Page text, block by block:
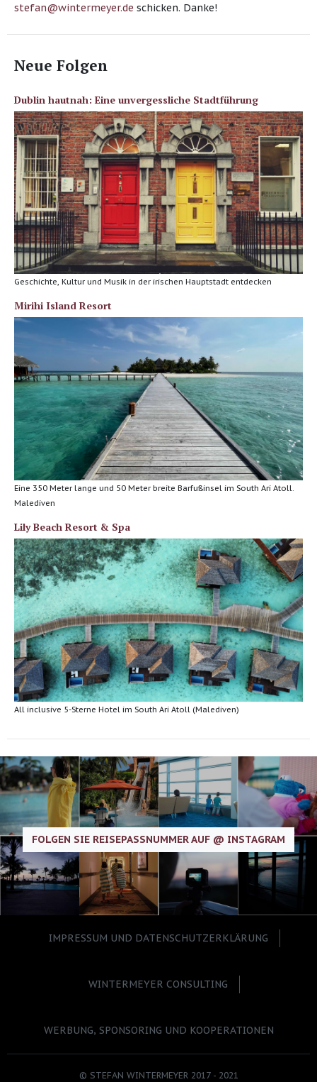
stefan@wintermeyer.de schicken. Danke!
Neue Folgen
Dublin hautnah: Eine unvergessliche Stadtführung
Geschichte, Kultur und Musik in der irischen Hauptstadt entdecken
Mirihi Island Resort
Eine 350 Meter lange und 50 Meter breite Barfußinsel im South Ari Atoll.
Malediven
Lily Beach Resort & Spa
All inclusive 5-Sterne Hotel im South Ari Atoll (Malediven)
FOLGEN SIE REISEPASSNUMMER AUF @ INSTAGRAM
IMPRESSUM UND DATENSCHUTZERKLÄRUNG
WINTERMEYER CONSULTING
WERBUNG, SPONSORING UND KOOPERATIONEN
© STEFAN WINTERMEYER 2017 - 2021